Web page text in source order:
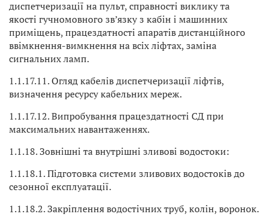
диспетчеризації на пульт, справності виклику та
якості гучномовного зв’язку з кабін і машинних
приміщень, працездатності апаратів дистанційного
ввімкнення-вимкнення на всіх ліфтах, заміна
сигнальних ламп.
1.1.17.11. Огляд кабелів диспетчеризації ліфтів,
визначення ресурсу кабельних мереж.
1.1.17.12. Випробування працездатності СД при
максимальних навантаженнях.
1.1.18. Зовнішні та внутрішні зливові водостоки:
1.1.18.1. Підготовка системи зливових водостоків до
сезонної експлуатації.
1.1.18.2. Закріплення водостічних труб, колін, воронок.